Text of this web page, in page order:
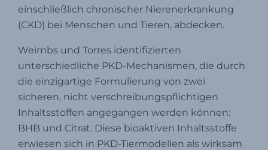
einschließlich chronischer Nierenerkrankung
(CKD) bei Menschen und Tieren, abdecken.
Weimbs und Torres identifizierten
unterschiedliche PKD-Mechanismen, die durch
die einzigartige Formulierung von zwei
sicheren, nicht verschreibungspflichtigen
Inhaltsstoffen angegangen werden können:
BHB und Citrat. Diese bioaktiven Inhaltsstoffe
erwiesen sich in PKD-Tiermodellen als wirksam